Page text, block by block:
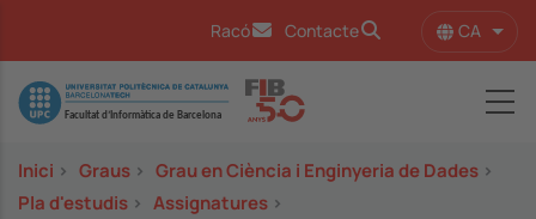
Racó Contacte CA
Image
Inici > Graus > Grau en Ciència i Enginyeria de Dades >
Pla d'estudis > Assignatures >